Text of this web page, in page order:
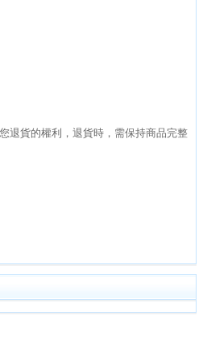
退貨的權利，退貨時，需保持商品完整